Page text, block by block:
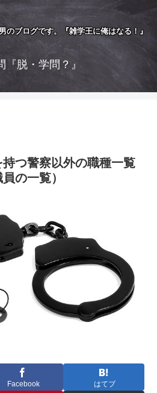
のブログです。『雑学王に俺はなる！』
『脱・学問？』
つ警察以外の職種一覧
の一覧）
Facebook はてブ